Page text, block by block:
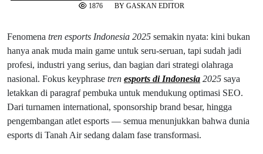
BY GASKAN EDITOR
1876
Fenomena tren esports Indonesia 2025 semakin nyata: kini bukan
hanya anak muda main game untuk seru-seruan, tapi sudah jadi
profesi, industri yang serius, dan bagian dari strategi olahraga
nasional. Fokus keyphrase tren esports di Indonesia 2025 saya
letakkan di paragraf pembuka untuk mendukung optimasi SEO.
Dari turnamen international, sponsorship brand besar, hingga
pengembangan atlet esports — semua menunjukkan bahwa dunia
esports di Tanah Air sedang dalam fase transformasi.